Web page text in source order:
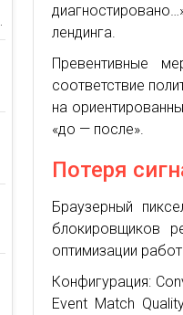
лендинга.
Превентивные
соответствие
на
«до — после».
Потеря
Браузерный
блокировщиков
оптимизации
Конфигурация:
Event Match